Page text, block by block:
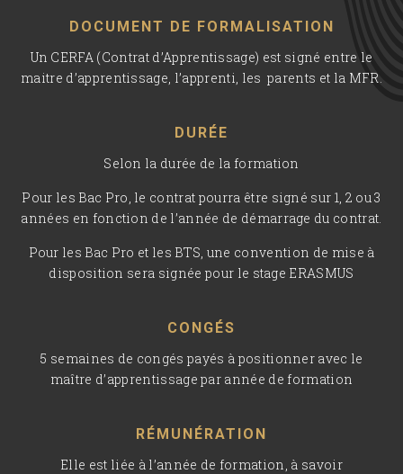
DOCUMENT DE FORMALISATION
Un CERFA (Contrat d’Apprentissage) est signé entre le
maitre d’apprentissage, l’apprenti, les parents et la MFR.
DURÉE
Selon la durée de la formation
Pour les Bac Pro, le contrat pourra être signé sur 1, 2 ou 3
années en fonction de l’année de démarrage du contrat.
Pour les Bac Pro et les BTS, une convention de mise à
disposition sera signée pour le stage ERASMUS
CONGÉS
5 semaines de congés payés à positionner avec le
maître d’apprentissage par année de formation
RÉMUNÉRATION
Elle est liée à l’année de formation, à savoir